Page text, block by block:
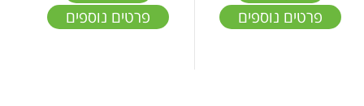
פרטים נוספים פרטים נוספים